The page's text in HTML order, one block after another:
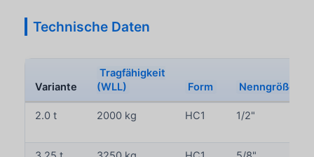
Technische Daten
Variante
Tragfähigkeit
(WLL)
Form Nenngröße
2.0 t 2000 kg HC1 1/2"